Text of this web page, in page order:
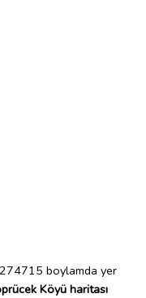
boylamda yer
Köyü haritası